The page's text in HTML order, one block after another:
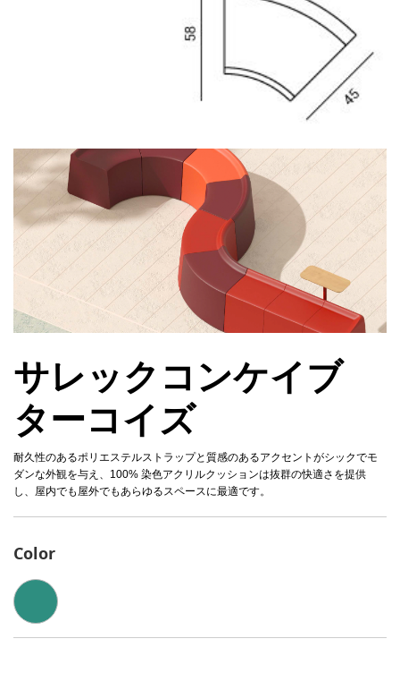
サレックコンケイブ
ターコイズ
耐久性のあるポリエステルストラップと質感のあるアクセントがシックでモ
ダンな外観を与え、100% 染色アクリルクッションは抜群の快適さを提供
し、屋内でも屋外でもあらゆるスペースに最適です。
Color